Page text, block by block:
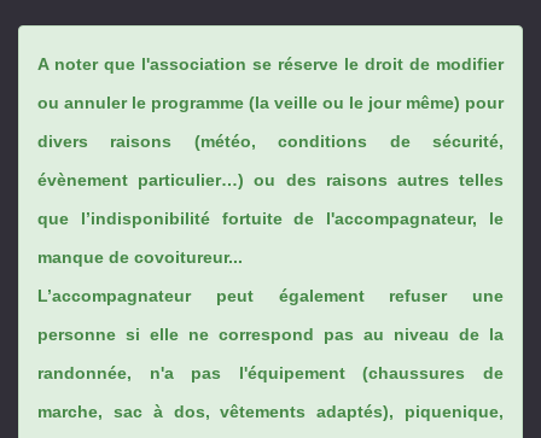
A noter que l'association se réserve le droit de modifier
ou annuler le programme (la veille ou le jour même) pour
divers raisons (météo, conditions de sécurité,
évènement particulier…) ou des raisons autres telles
que l’indisponibilité fortuite de l'accompagnateur, le
manque de covoitureur...
L’accompagnateur peut également refuser une
personne si elle ne correspond pas au niveau de la
randonnée, n'a pas l'équipement (chaussures de
marche, sac à dos, vêtements adaptés), piquenique,